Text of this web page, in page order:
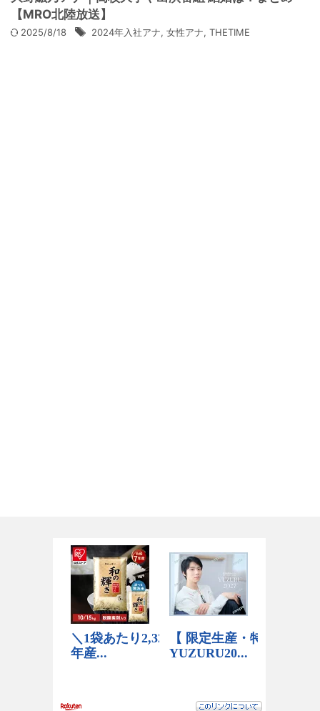
【MRO北陸放送】
2025/8/18 2024年入社アナ, 女性アナ, THETIME